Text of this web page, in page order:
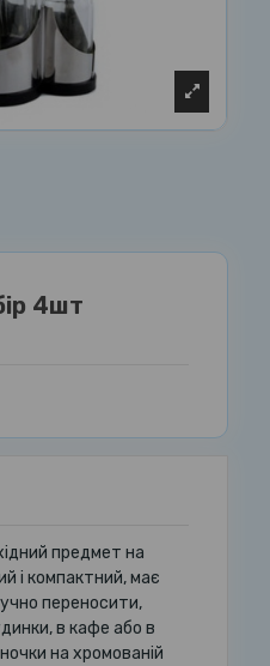
4шт
предмет на
і компактний, має
переносити,
в кафе або в
на хромованій